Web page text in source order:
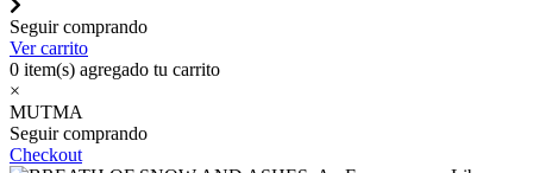
Seguir comprando
Ver carrito
0 item(s) agregado tu carrito
×
MUTMA
Seguir comprando
Checkout